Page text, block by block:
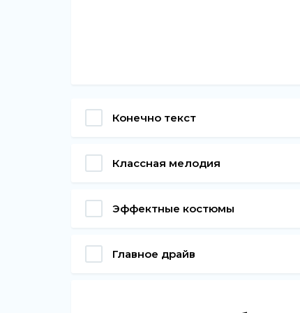
Конечно текст
Классная мелодия
Эффектные костюмы
Главное драйв